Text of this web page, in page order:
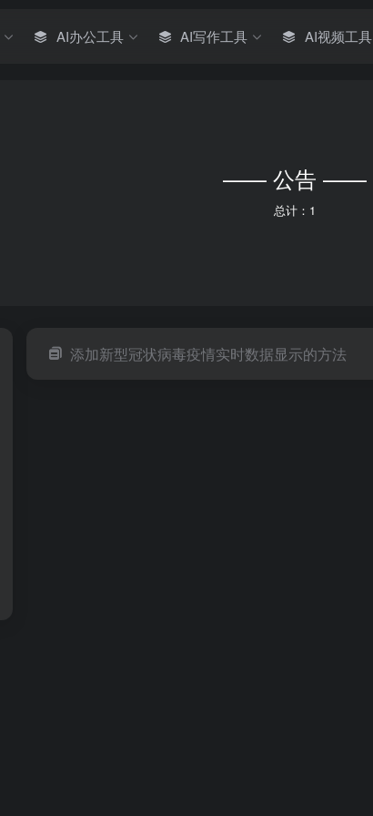
AI办公工具 AI写作工具 AI视频工具
—— 公告 ——
总计：1
添加新型冠状病毒疫情实时数据显示的方法